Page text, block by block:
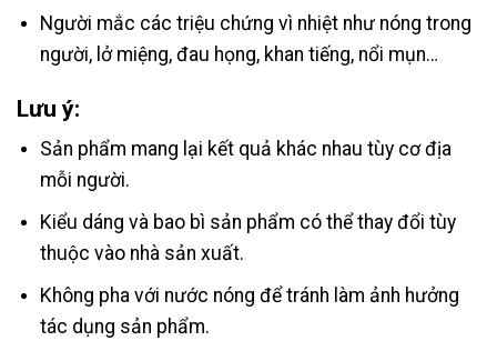
Người mắc các triệu chứng vì nhiệt như nóng trong
người, lở miệng, đau họng, khan tiếng, nổi mụn…
Lưu ý:
Sản phẩm mang lại kết quả khác nhau tùy cơ địa
mỗi người.
Kiểu dáng và bao bì sản phẩm có thể thay đổi tùy
thuộc vào nhà sản xuất.
Không pha với nước nóng để tránh làm ảnh hưởng
tác dụng sản phẩm.